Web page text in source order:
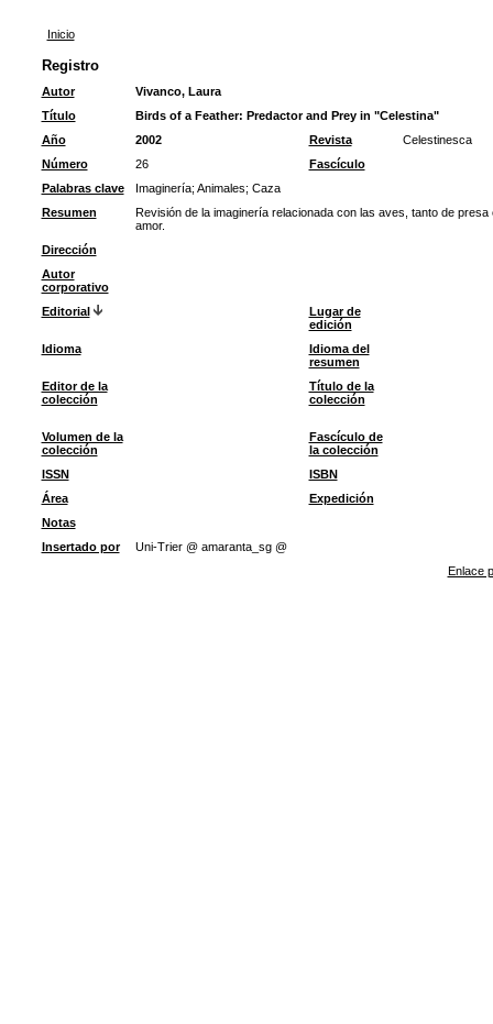
Inicio
Registro
Autor
Vivanco, Laura
Título
Birds of a Feather: Predactor and Prey in "Celestina"
Año
2002 Revista
Celestinesca
Número
26
Fascículo
Palabras clave
Imaginería; Animales; Caza
Resumen
Revisión de la imaginería relacionada con las aves, tanto de
amor.
Dirección
Autor
corporativo
Editorial
Lugar de
edición
Idioma
Idioma del
resumen
Editor de la
colección
Título de la
colección
Volumen de la
colección
Fascículo de
la colección
ISSN
ISBN
Área
Expedición
Notas
Insertado por
Uni-Trier @ amaranta_sg @
Enlace